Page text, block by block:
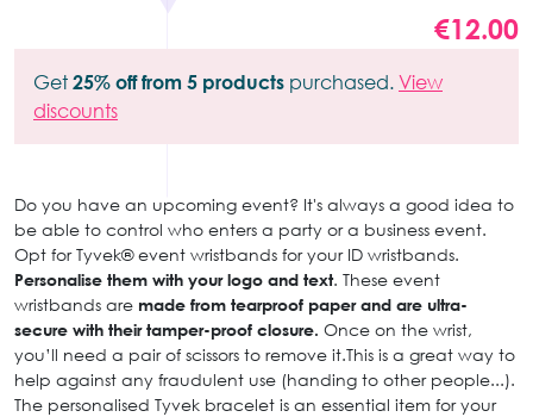
€12.00
Get 25% off from 5 products purchased. View
discounts
Do you have an upcoming event? It's always a good idea to
be able to control who enters a party or a business event.
Opt for Tyvek® event wristbands for your ID wristbands.
Personalise them with your logo and text. These event
wristbands are made from tearproof paper and are ultra-
secure with their tamper-proof closure. Once on the wrist,
you’ll need a pair of scissors to remove it.This is a great way to
help against any fraudulent use (handing to other people...).
The personalised Tyvek bracelet is an essential item for your